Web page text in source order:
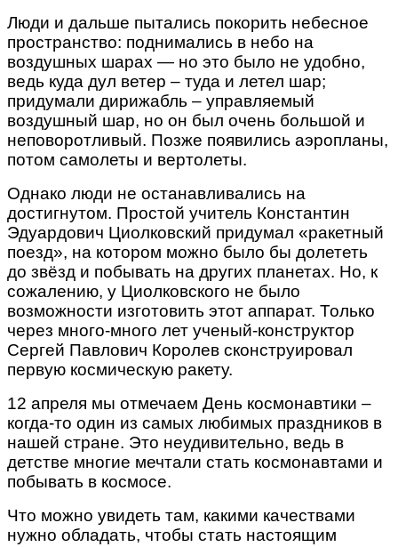
Люди и дальше пытались покорить небесное
пространство: поднимались в небо на
воздушных шарах — но это было не удобно,
ведь куда дул ветер – туда и летел шар;
придумали дирижабль – управляемый
воздушный шар, но он был очень большой и
неповоротливый. Позже появились аэропланы,
потом самолеты и вертолеты.
Однако люди не останавливались на
достигнутом. Простой учитель Константин
Эдуардович Циолковский придумал «ракетный
поезд», на котором можно было бы долететь
до звёзд и побывать на других планетах. Но, к
сожалению, у Циолковского не было
возможности изготовить этот аппарат. Только
через много-много лет ученый-конструктор
Сергей Павлович Королев сконструировал
первую космическую ракету.
12 апреля мы отмечаем День космонавтики –
когда-то один из самых любимых праздников в
нашей стране. Это неудивительно, ведь в
детстве многие мечтали стать космонавтами и
побывать в космосе.
Что можно увидеть там, какими качествами
нужно обладать, чтобы стать настоящим